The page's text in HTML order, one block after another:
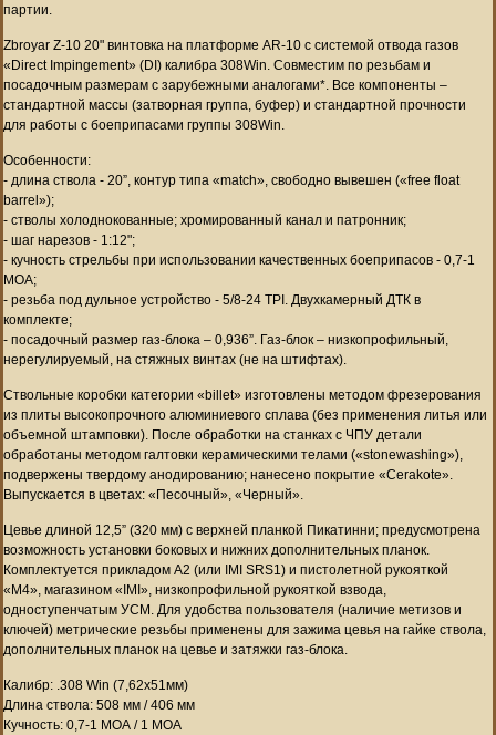
партии.
Zbroyar Z-10 20" винтовка на платформе AR-10 с системой отвода газов
«Direct Impingement» (DI) калибра 308Win. Совместим по резьбам и
посадочным размерам с зарубежными аналогами*. Все компоненты –
стандартной массы (затворная группа, буфер) и стандартной прочности
для работы с боеприпасами группы 308Win.
Особенности:
- длина ствола - 20”, контур типа «match», свободно вывешен («free float
barrel»);
- стволы холоднокованные; хромированный канал и патронник;
- шаг нарезов - 1:12";
- кучность стрельбы при использовании качественных боеприпасов - 0,7-1
МОА;
- резьба под дульное устройство - 5/8-24 TPI. Двухкамерный ДТК в
комплекте;
- посадочный размер газ-блока – 0,936”. Газ-блок – низкопрофильный,
нерегулируемый, на cтяжных винтах (не на штифтах).
Ствольные коробки категории «billet» изготовлены методом фрезерования
из плиты высокопрочного алюминиевого сплава (без применения литья или
объемной штамповки). После обработки на станках с ЧПУ детали
обработаны методом галтовки керамическими телами («stonewashing»),
подвержены твердому анодированию; нанесено покрытие «Cerakote».
Выпускается в цветах: «Песочный», «Черный».
Цевье длиной 12,5” (320 мм) с верхней планкой Пикатинни; предусмотрена
возможность установки боковых и нижних дополнительных планок.
Комплектуется прикладом A2 (или IMI SRS1) и пистолетной рукояткой
«M4», магазином «IMI», низкопрофильной рукояткой взвода,
одноступенчатым УСМ. Для удобства пользователя (наличие метизов и
ключей) метрические резьбы применены для зажима цевья на гайке ствола,
дополнительных планок на цевье и затяжки газ-блока.
Калибр: .308 Win (7,62х51мм)
Длина ствола: 508 мм / 406 мм
Кучность: 0,7-1 МОА / 1 МОА